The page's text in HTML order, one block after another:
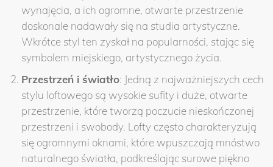
wynajęcia, a ich ogromne, otwarte przestrzenie
doskonale nadawały się na studia artystyczne.
Wkrótce styl ten zyskał na popularności, stając się
symbolem miejskiego, artystycznego życia.
Przestrzeń i światło: Jedną z najważniejszych cech
stylu loftowego są wysokie sufity i duże, otwarte
przestrzenie, które tworzą poczucie nieskończonej
przestrzeni i swobody. Lofty często charakteryzują
się ogromnymi oknami, które wpuszczają mnóstwo
naturalnego światła, podkreślając surowe piękno